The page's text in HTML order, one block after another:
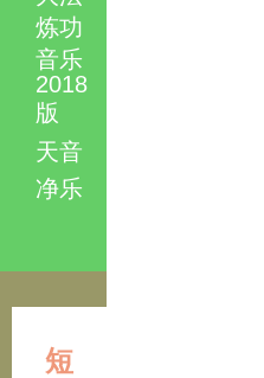
炼功
音乐
2018
版
天音
净乐
短